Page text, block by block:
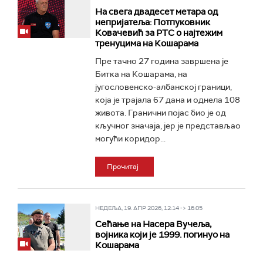
На свега двадесет метара од
непријатеља: Потпуковник
Ковачевић за РТС о најтежим
тренуцима на Кошарама
Пре тачно 27 година завршена је
Битка на Кошарама, на
југословенско-албанској граници,
која је трајала 67 дана и однела 108
живота. Гранични појас био је од
кључног значаја, јер је представљао
могући коридор...
Прочитај
НЕДЕЉА, 19. АПР 2026, 12:14 -> 16:05
Сећање на Насера Вучеља,
војника који је 1999. погинуо на
Кошарама